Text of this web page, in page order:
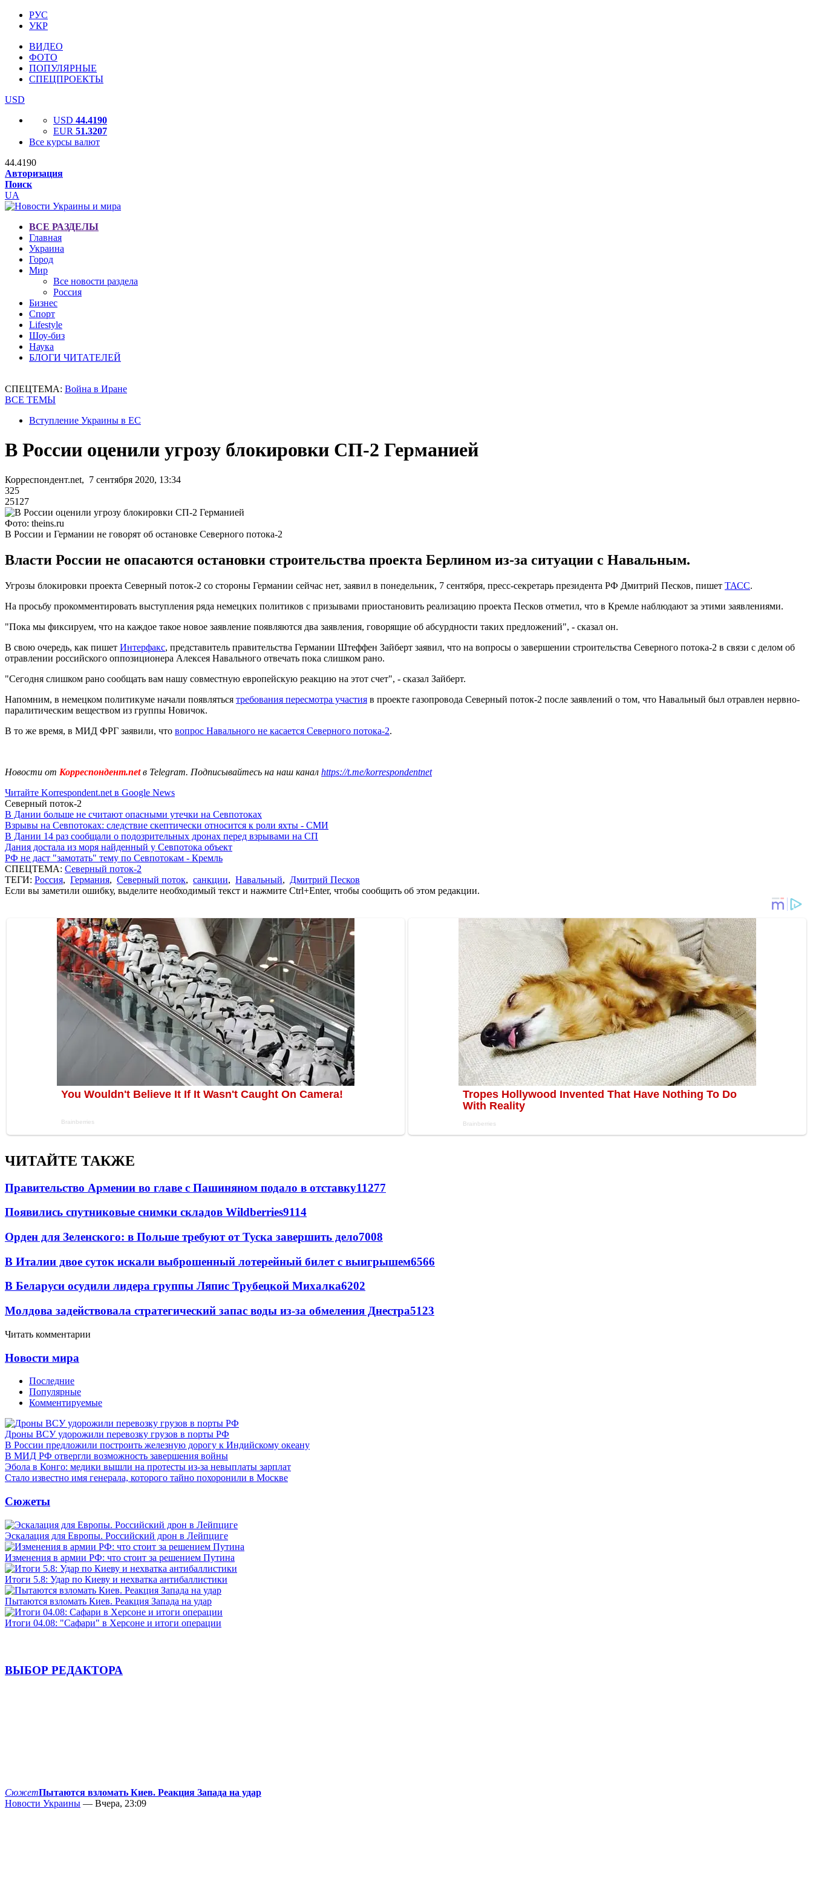
РУС
УКР
ВИДЕО
ФОТО
ПОПУЛЯРНЫЕ
СПЕЦПРОЕКТЫ
USD
USD 44.4190
EUR 51.3207
Все курсы валют
44.4190
Авторизация
Поиск
UA
ВСЕ РАЗДЕЛЫ
Главная
Украина
Город
Мир
Все новости раздела
Россия
Бизнес
Спорт
Lifestyle
Шоу-биз
Наука
БЛОГИ ЧИТАТЕЛЕЙ
СПЕЦТЕМА: Война в Иране
ВСЕ ТЕМЫ
Вступление Украины в ЕС
В России оценили угрозу блокировки СП-2 Германией
Корреспондент.net, 7 сентября 2020, 13:34
325
25127
Фото: theins.ru
В России и Германии не говорят об остановке Северного потока-2
Власти России не опасаются остановки строительства проекта Берлином из-за ситуации с Навальным.
Угрозы блокировки проекта Северный поток-2 со стороны Германии сейчас нет, заявил в понедельник, 7 сентября, пресс-секретарь президента РФ Дмитрий Песков, пишет ТАСС.
На просьбу прокомментировать выступления ряда немецких политиков с призывами приостановить реализацию проекта Песков отметил, что в Кремле наблюдают за этими заявлениями.
"Пока мы фиксируем, что на каждое такое новое заявление появляются два заявления, говорящие об абсурдности таких предложений", - сказал он.
В свою очередь, как пишет Интерфакс, представитель правительства Германии Штеффен Зайберт заявил, что на вопросы о завершении строительства Северного потока-2 в связи с делом об
отравлении российского оппозиционера Алексея Навального отвечать пока слишком рано.
"Сегодня слишком рано сообщать вам нашу совместную европейскую реакцию на этот счет", - сказал Зайберт.
Напомним, в немецком политикуме начали появляться требования пересмотра участия в проекте газопровода Северный поток-2 после заявлений о том, что Навальный был отравлен нервно-
паралитическим веществом из группы Новичок.
В то же время, в МИД ФРГ заявили, что вопрос Навального не касается Северного потока-2.
Новости от Корреспондент.netв Telegram. Подписывайтесь на наш канал https://t.me/korrespondentnet
Читайте Korrespondent.net в Google News
Северный поток-2
В Дании больше не считают опасными утечки на Севпотоках
Взрывы на Севпотоках: следствие скептически относится к роли яхты - СМИ
В Дании 14 раз сообщали о подозрительных дронах перед взрывами на СП
Дания достала из моря найденный у Севпотока объект
РФ не даст "замотать" тему по Севпотокам - Кремль
СПЕЦТЕМА: Северный поток-2
ТЕГИ: Россия, Германия, Северный поток, санкции, Навальный, Дмитрий Песков
Если вы заметили ошибку, выделите необходимый текст и нажмите Ctrl+Enter, чтобы сообщить об этом редакции.
ЧИТАЙТЕ ТАКЖЕ
Правительство Армении во главе с Пашиняном подало в отставку11277
Появились спутниковые снимки складов Wildberries9114
Орден для Зеленского: в Польше требуют от Туска завершить дело7008
В Италии двое суток искали выброшенный лотерейный билет с выигрышем6566
В Беларуси осудили лидера группы Ляпис Трубецкой Михалка6202
Молдова задействовала стратегический запас воды из-за обмеления Днестра5123
Читать комментарии
Новости мира
Последние
Популярные
Комментируемые
Дроны ВСУ удорожили перевозку грузов в порты РФ
В России предложили построить железную дорогу к Индийскому океану
В МИД РФ отвергли возможность завершения войны
Эбола в Конго: медики вышли на протесты из-за невыплаты зарплат
Стало известно имя генерала, которого тайно похоронили в Москве
Сюжеты
Эскалация для Европы. Российский дрон в Лейпциге
Изменения в армии РФ: что стоит за решением Путина
Итоги 5.8: Удар по Киеву и нехватка антибаллистики
Пытаются взломать Киев. Реакция Запада на удар
Итоги 04.08: "Сафари" в Херсоне и итоги операции
ВЫБОР РЕДАКТОРА
СюжетПытаются взломать Киев. Реакция Запада на удар
Новости Украины — Вчера, 23:09